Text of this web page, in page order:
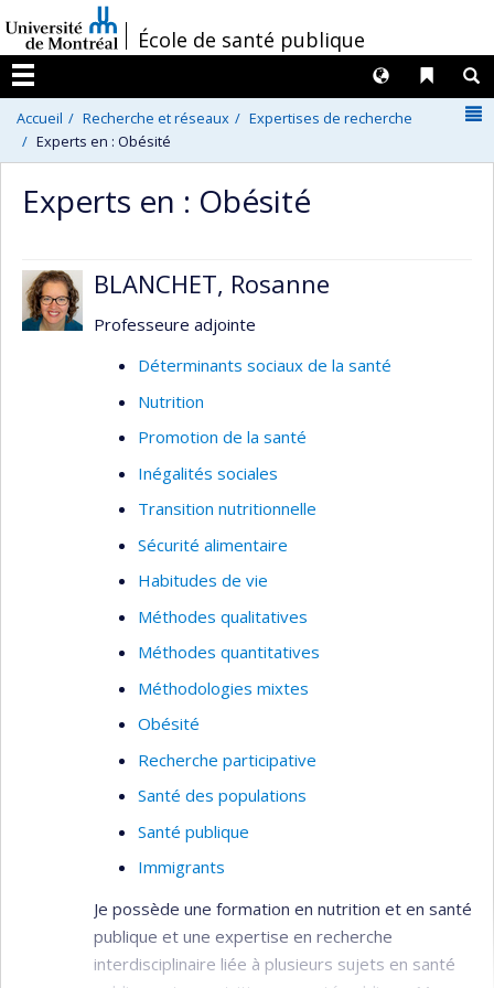
au
contenu
/École de santé publique
Menu
Liens
Langues
Accueil Recherche et réseaux
Expertises de recherche
Experts en : Obésité
Experts en : Obésité
BLANCHET, Rosanne
Professeure adjointe
Déterminants sociaux de la santé
Nutrition
Promotion de la santé
Inégalités sociales
Transition nutritionnelle
Sécurité alimentaire
Habitudes de vie
Méthodes qualitatives
Méthodes quantitatives
Méthodologies mixtes
Obésité
Recherche participative
Santé des populations
Santé publique
Immigrants
Je possède une formation en nutrition et en santé
publique et une expertise en recherche
interdisciplinaire liée à plusieurs sujets en santé